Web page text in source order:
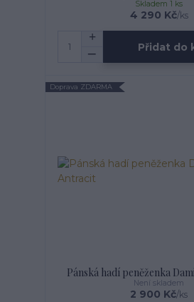
4 290 Kč/ks
Skladem 1 ks
Přidat do
Doprava ZDARMA
Pánská hadí peněženka
2 900 Kč/ks
Není skladem